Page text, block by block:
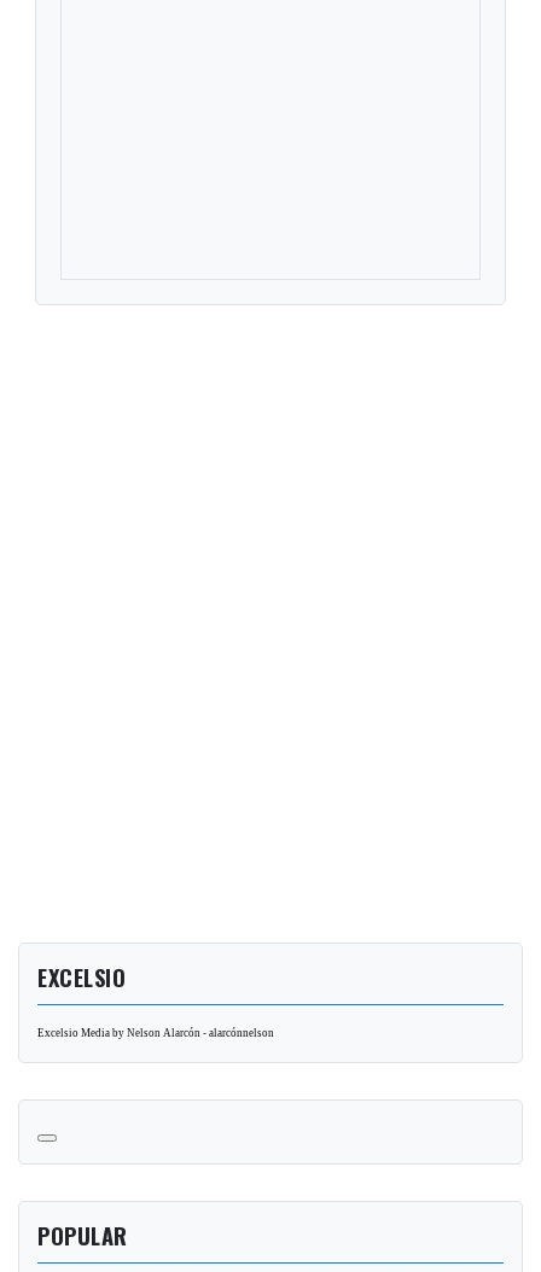
EXCELSIO
Excelsio Media by Nelson Alarcón - alarcónnelson
POPULAR